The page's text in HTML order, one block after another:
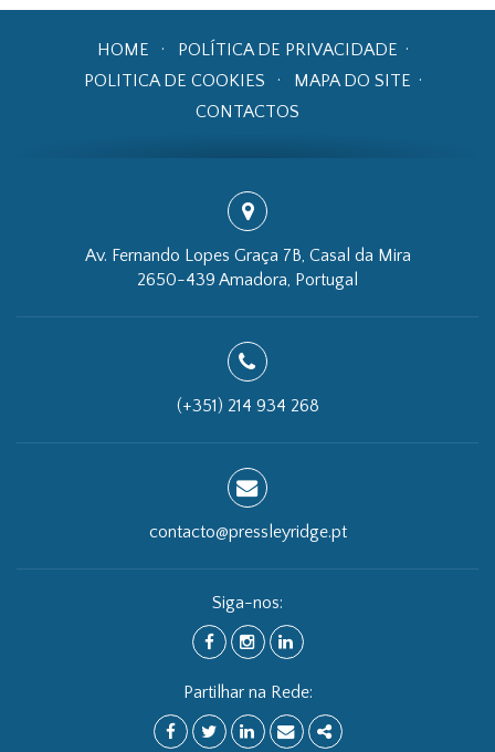
HOME
POLÍTICA DE PRIVACIDADE
POLITICA DE COOKIES
MAPA DO SITE
CONTACTOS
Av. Fernando Lopes Graça 7B, Casal da Mira
2650-439 Amadora, Portugal
(+351) 214 934 268
contacto@pressleyridge.pt
Siga-nos:
FACEBOOKINSTAGRAM
LINKEDIN
Partilhar na Rede:
FACEBOOK
TWITTERLINKEDINEMAIL SHARE